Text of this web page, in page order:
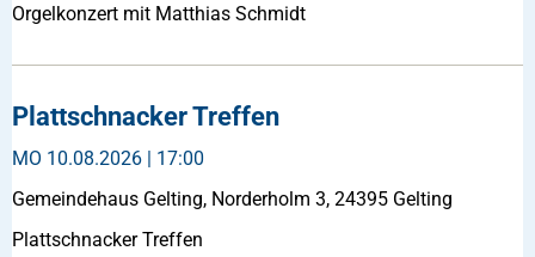
Orgelkonzert mit Matthias Schmidt
Plattschnacker Treffen
MO 10.08.2026 | 17:00
Gemeindehaus Gelting, Norderholm 3, 24395 Gelting
Plattschnacker Treffen